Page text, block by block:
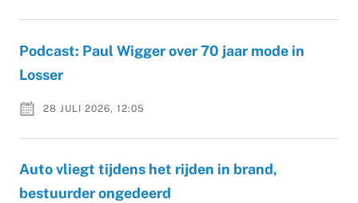
Podcast: Paul Wigger over 70 jaar mode in
Losser
28 JULI 2026, 12:05
Auto vliegt tijdens het rijden in brand,
bestuurder ongedeerd